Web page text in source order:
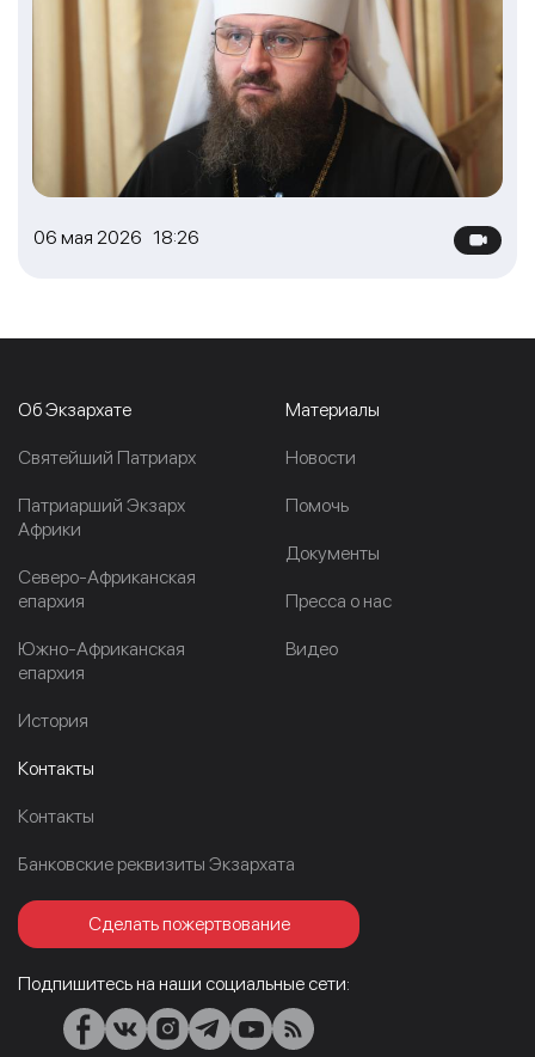
06 мая 2026 18:26
Об Экзархате
Cвятейший Патриарх
Патриарший Экзарх
Африки
Северо-Африканская
епархия
Южно-Африканская
епархия
История
Материалы
Новости
Помочь
Документы
Пресса о нас
Видео
Контакты
Контакты
Банковские реквизиты Экзархата
Сделать пожертвование
Подпишитесь на наши социальные сети: